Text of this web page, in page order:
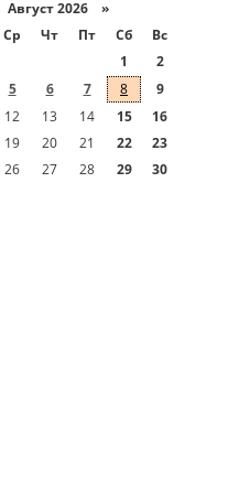
Август 2026 »
Ср Чт Пт Сб
Вс
1
2
5 6 7 8
9
12 13 14 15
16
19 20 21 22
23
26 27 28 29
30